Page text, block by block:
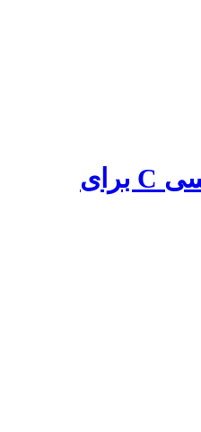
آموزش برنامه‌نویسی C برای